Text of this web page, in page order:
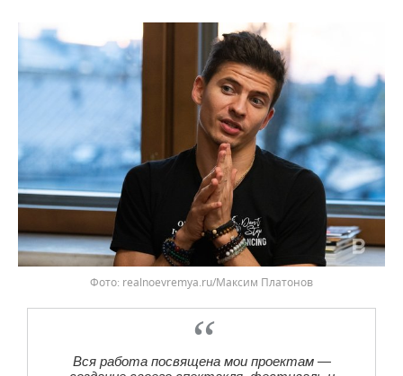
realnoevremya.ru/Максим Платонов
Вся работа посвящена мои проектам —